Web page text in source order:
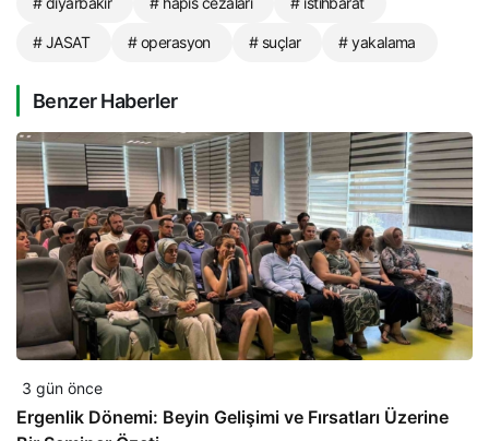
# JASAT # operasyon # suçlar # yakalama
Benzer Haberler
3 gün önce
Ergenlik Dönemi: Beyin Gelişimi ve Fırsatları Üzerine